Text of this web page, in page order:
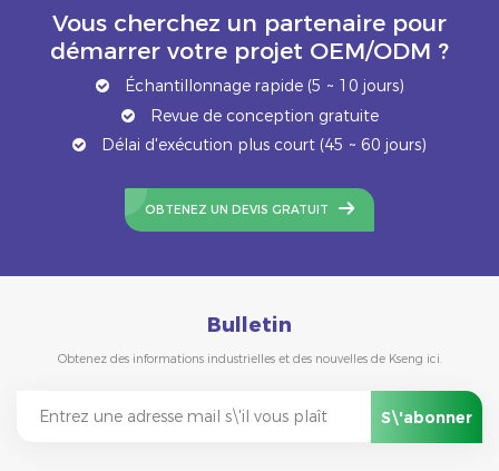
Vous cherchez un partenaire pour
démarrer votre projet OEM/ODM ?
Échantillonnage rapide (5 ~ 10 jours)
Revue de conception gratuite
Délai d'exécution plus court (45 ~ 60 jours)
OBTENEZ UN DEVIS GRATUIT
Bulletin
Obtenez des informations industrielles et des nouvelles de Kseng ici.